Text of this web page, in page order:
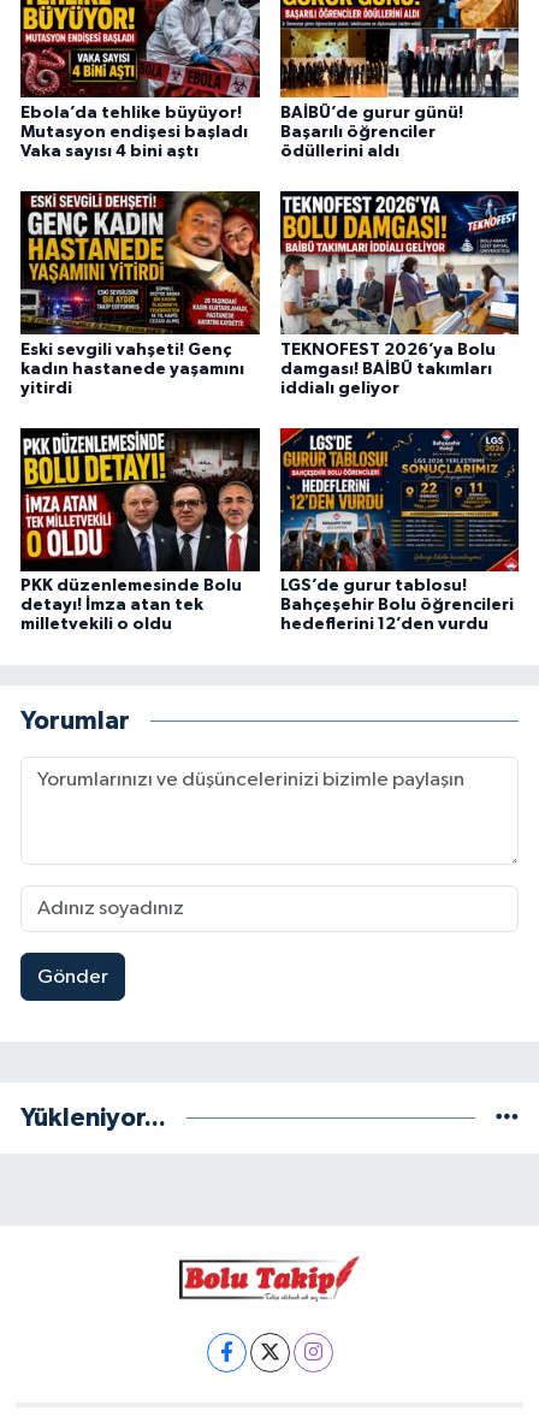
Ebola’da tehlike büyüyor!
Mutasyon endişesi başladı
Vaka sayısı 4 bini aştı
BAİBÜ’de gurur günü!
Başarılı öğrenciler
ödüllerini aldı
Eski sevgili vahşeti! Genç
kadın hastanede yaşamını
yitirdi
TEKNOFEST 2026’ya Bolu
damgası! BAİBÜ takımları
iddialı geliyor
PKK düzenlemesinde Bolu
detayı! İmza atan tek
milletvekili o oldu
LGS’de gurur tablosu!
Bahçeşehir Bolu öğrencileri
hedeflerini 12’den vurdu
Yorumlar
Gönder
Yükleniyor...